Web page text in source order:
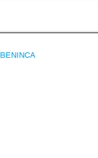
BENINCA